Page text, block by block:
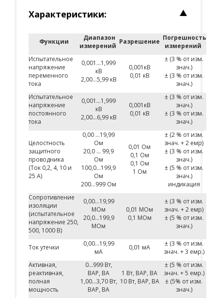
Характеристики:
Функции
Диапазон
измерений
Разрешение Погрешность
измерений
Испытательное
напряжение
переменного
тока
0,001…1,999
кВ
2,00…5,99 кВ
0,001кВ
0,01 кВ
± (3 % от изм.
знач.)
± (3 % от изм.
знач.)
Испытательное
напряжение
постоянного
тока
0,001…1,999
кВ
2,00…6,99 кВ
0,001кВ
0,01 кВ
± (3 % от изм.
знач.)
± (3 % от изм.
знач.)
Целостность
защитного
проводника
(Ток 0,2, 4, 10 и
25 A)
0,00 …19,99
Ом
20,0 … 99,9
Ом
100,0…199,9
Ом
200…999 Ом
0,01 Ом
0,1 Ом
0,1 Ом
1 Ом
± (2 % от изм.
знач. + 2 емр)
± (3 % от изм.
знач.)
± (5 % от изм.
знач.)
индикация
Сопротивление
изоляции
(испытательное
напряжение 250,
500, 1000 В)
0,00…19,99
MОм
20,0…199,9
MОм
0,01 MОм
0,1 MОм
± (3 % от изм.
знач. + 2 емр)
± (5 % от изм.
знач.)
Ток утечки
0,00…19,99
мA
0,01 мA
± (3 % от изм.
знач. + 3 емр.)
Активная,
реактивная,
полная
мощность
0…999 Вт,
ВАР, ВА
1,00…3,70 Вт,
ВАР, ВА
1 Вт, ВАР, ВА
10 Вт, ВАР, ВА
± (5 % от изм.
знач. + 5 емр.)
± (5% от изм.
знач.)